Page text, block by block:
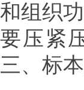
和组织
要压紧
三、标